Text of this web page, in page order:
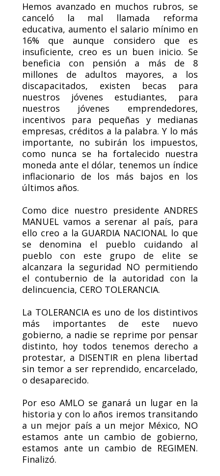
Hemos avanzado en muchos rubros, se
canceló la mal llamada reforma
educativa, aumento el salario mínimo en
16% que aunque considero que es
insuficiente, creo es un buen inicio. Se
beneficia con pensión a más de 8
millones de adultos mayores, a los
discapacitados, existen becas para
nuestros jóvenes estudiantes, para
nuestros jóvenes emprendedores,
incentivos para pequeñas y medianas
empresas, créditos a la palabra. Y lo más
importante, no subirán los impuestos,
como nunca se ha fortalecido nuestra
moneda ante el dólar, tenemos un índice
inflacionario de los más bajos en los
últimos años.
Como dice nuestro presidente ANDRES
MANUEL vamos a serenar al país, para
ello creo a la GUARDIA NACIONAL lo que
se denomina el pueblo cuidando al
pueblo con este grupo de elite se
alcanzara la seguridad NO permitiendo
el contubernio de la autoridad con la
delincuencia, CERO TOLERANCIA.
La TOLERANCIA es uno de los distintivos
más importantes de este nuevo
gobierno, a nadie se reprime por pensar
distinto, hoy todos tenemos derecho a
protestar, a DISENTIR en plena libertad
sin temor a ser reprendido, encarcelado,
o desaparecido.
Por eso AMLO se ganará un lugar en la
historia y con lo años iremos transitando
a un mejor país a un mejor México, NO
estamos ante un cambio de gobierno,
estamos ante un cambio de REGIMEN.
Finalizó.